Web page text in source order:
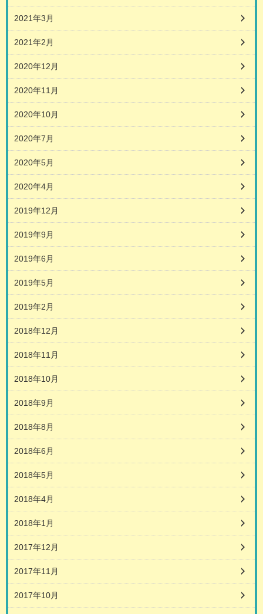
2021年3月
2021年2月
2020年12月
2020年11月
2020年10月
2020年7月
2020年5月
2020年4月
2019年12月
2019年9月
2019年6月
2019年5月
2019年2月
2018年12月
2018年11月
2018年10月
2018年9月
2018年8月
2018年6月
2018年5月
2018年4月
2018年1月
2017年12月
2017年11月
2017年10月